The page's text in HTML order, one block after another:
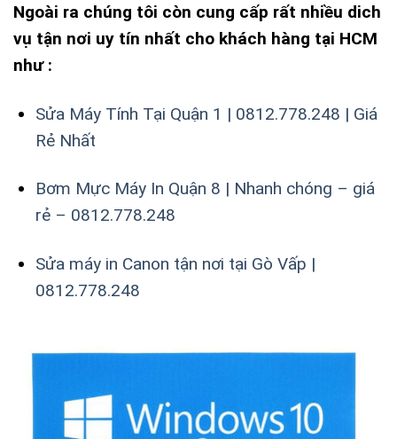
Ngoài ra chúng tôi còn cung cấp rất nhiều dich
vụ tận nơi uy tín nhất cho khách hàng tại HCM
như :
Sửa Máy Tính Tại Quận 1 | 0812.778.248 | Giá
Rẻ Nhất
Bơm Mực Máy In Quận 8 | Nhanh chóng – giá
rẻ – 0812.778.248
Sửa máy in Canon tận nơi tại Gò Vấp |
0812.778.248